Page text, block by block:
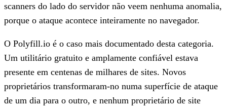
scanners do lado do servidor não veem nenhuma anomalia,
porque o ataque acontece inteiramente no navegador.
O Polyfill.io é o caso mais documentado desta categoria.
Um utilitário gratuito e amplamente confiável estava
presente em centenas de milhares de sites. Novos
proprietários transformaram-no numa superfície de ataque
de um dia para o outro, e nenhum proprietário de site